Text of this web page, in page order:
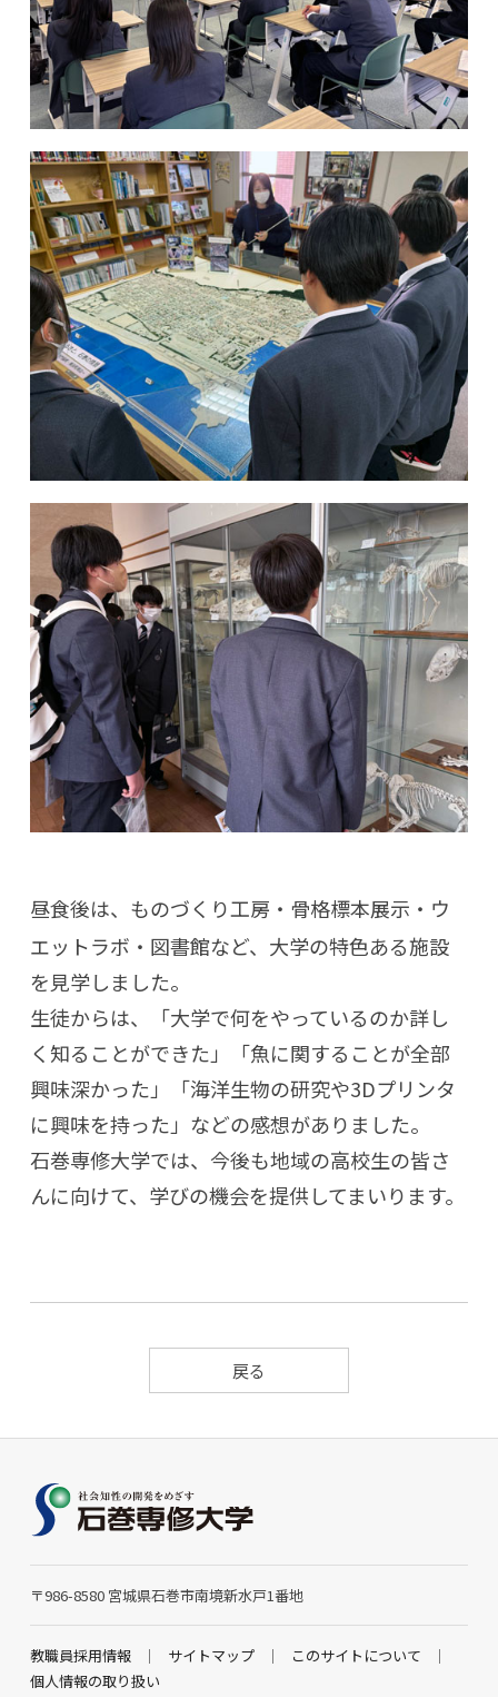
昼食後は、ものづくり工房・骨格標本展示・ウ
エットラボ・図書館など、大学の特色ある施設
を見学しました。
生徒からは、「大学で何をやっているのか詳し
く知ることができた」「魚に関することが全部
興味深かった」「海洋生物の研究や3Dプリンタ
に興味を持った」などの感想がありました。
石巻専修大学では、今後も地域の高校生の皆さ
んに向けて、学びの機会を提供してまいります。
戻る
〒986-8580 宮城県石巻市南境新水戸1番地
教職員採用情報 サイトマップ
このサイトについて
個人情報の取り扱い